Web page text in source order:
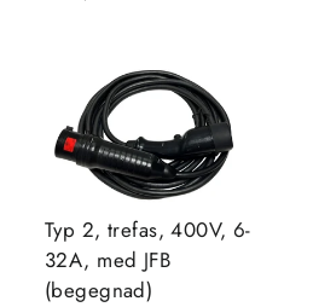
Typ 2, trefas, 400V, 6-
32A, med JFB
(begegnad)